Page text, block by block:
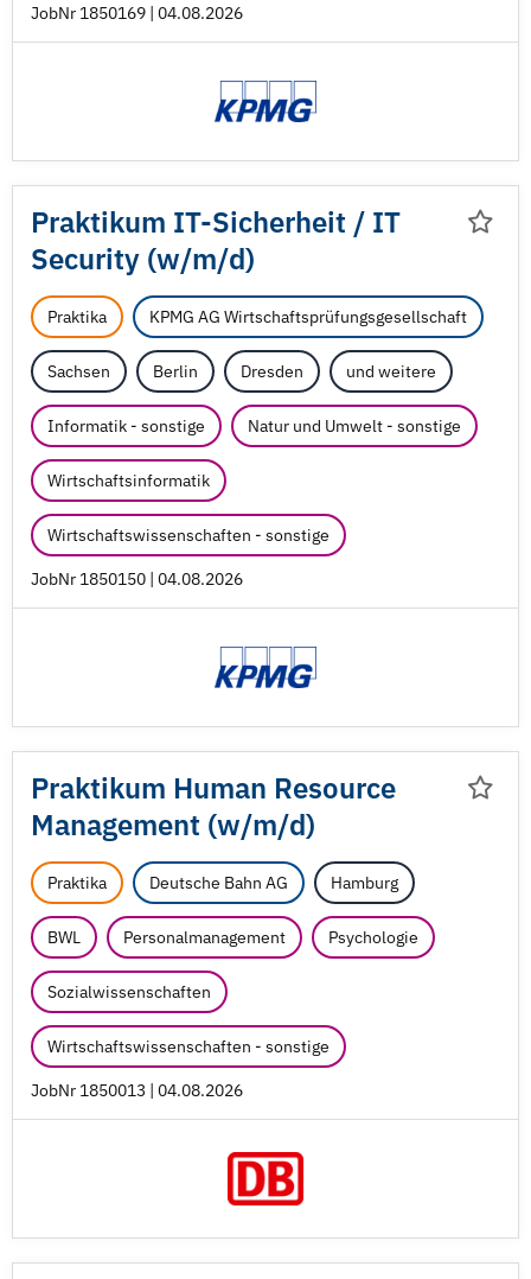
JobNr 1850169 | 04.08.2026
Praktikum IT-Sicherheit / IT
Security (w/m/d)
Praktika KPMG AG Wirtschaftsprüfungsgesellschaft
Sachsen Berlin Dresden und weitere
Informatik - sonstige Natur und Umwelt - sonstige
Wirtschaftsinformatik
Wirtschaftswissenschaften - sonstige
JobNr 1850150 | 04.08.2026
Praktikum Human Resource
Management (w/m/d)
Praktika Deutsche Bahn AG Hamburg
BWL Personalmanagement Psychologie
Sozialwissenschaften
Wirtschaftswissenschaften - sonstige
JobNr 1850013 | 04.08.2026